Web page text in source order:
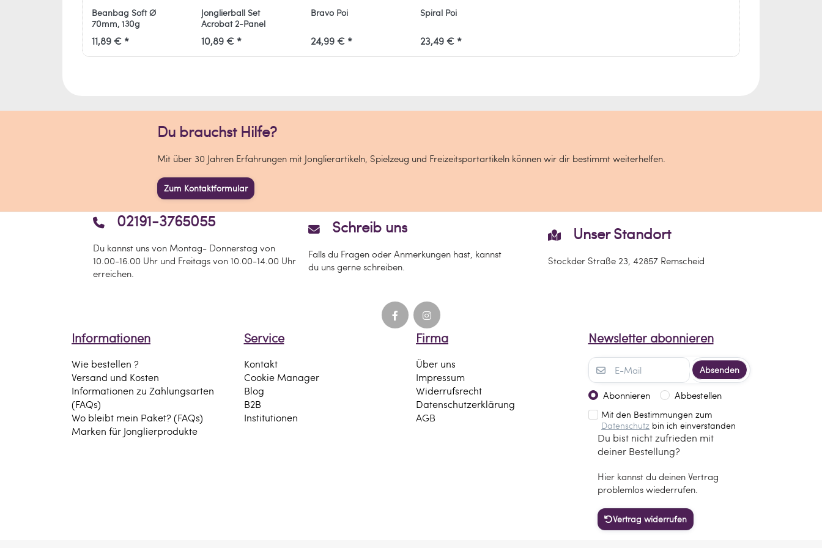
Beanbag Soft Ø
70mm, 130g
11,89 € *
Jonglierball Set
Acrobat 2-Panel
10,89 € *
Bravo Poi
24,99 € *
Spiral Poi
23,49 € *
Du brauchst Hilfe?
Mit über 30 Jahren Erfahrungen mit Jonglierartikeln, Spielzeug und Freizeitsportartikeln können wir dir bestimmt weiterhelfen.
Zum Kontaktformular
Schreib uns
Falls du Fragen oder Anmerkungen hast, kannst
du uns gerne schreiben.
02191-3765055
Du kannst uns von Montag- Donnerstag von
10.00-16.00 Uhr und Freitags von 10.00-14.00 Uhr
erreichen.
Unser Standort
Stockder Straße 23, 42857 Remscheid
Informationen
Wie bestellen ?
Versand und Kosten
Informationen zu Zahlungsarten
(FAQs)
Wo bleibt mein Paket? (FAQs)
Marken für Jonglierprodukte
Service
Kontakt
Cookie Manager
Blog
B2B
Institutionen
Firma
Über uns
Impressum
Widerrufsrecht
Datenschutzerklärung
AGB
Newsletter abonnieren
Absenden
Abonnieren Abbestellen
Mit den Bestimmungen zum
Datenschutz bin ich einverstanden
Du bist nicht zufrieden mit
deiner Bestellung?
Hier kannst du deinen Vertrag
problemlos wiederrufen.
Vertrag widerrufen